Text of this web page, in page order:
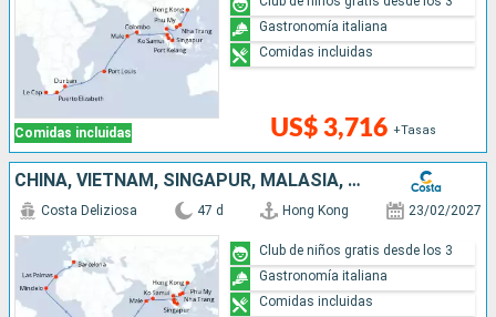
Comidas incluidas US$ 3,716 +Tasas
Gastronomía italiana
Comidas incluidas
CHINA, VIETNAM, SINGAPUR, MALASIA, SRI LANKA, MALDIVAS, MAURICIO, SUDÁFRICA, NAMIBIA, CABO VERDE, CANARIAS, ESPAÑA
Costa Deliziosa 47 d Hong Kong 23/02/2027
Club de niños gratis desde los 3
Gastronomía italiana
Comidas incluidas